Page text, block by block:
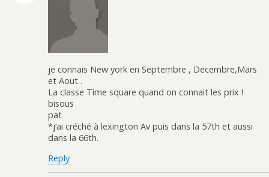
je connais New york en Septembre , Decembre,Mars
et Aout .
La classe Time square quand on connait les prix !
bisous
pat
*j’ai créché à lexington Av puis dans la 57th et aussi
dans la 66th.
Reply